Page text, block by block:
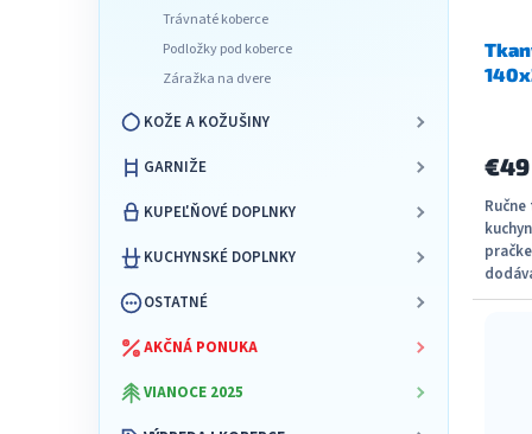
Trávnaté koberce
Podložky pod koberce
Záražka na dvere
KOŽE A KOŽUŠINY
GARNIŽE
KUPEĽŇOVÉ DOPLNKY
KUCHYNSKÉ DOPLNKY
OSTATNÉ
AKČNÁ PONUKA
VIANOCE 2025
t
o
€49